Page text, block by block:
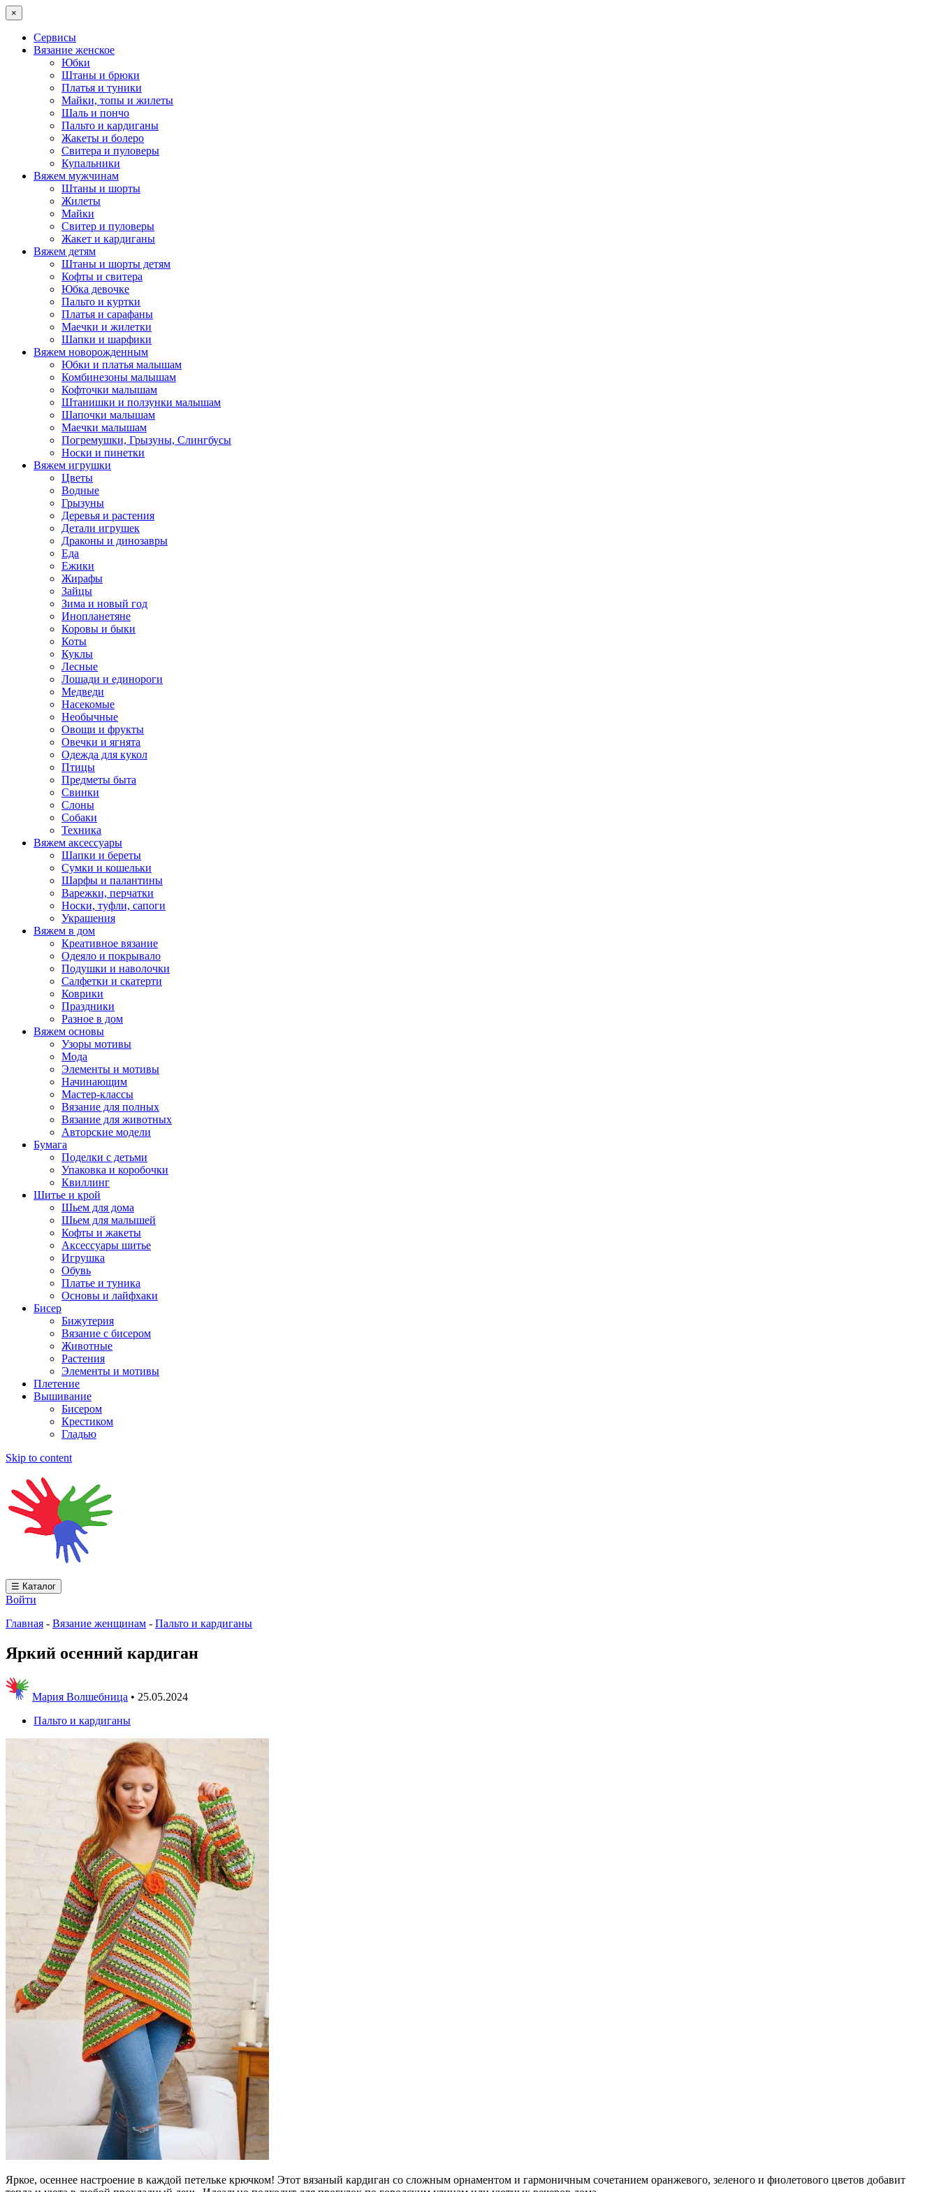
×
Сервисы
Вязание женское
Юбки
Штаны и брюки
Платья и туники
Майки, топы и жилеты
Шаль и пончо
Пальто и кардиганы
Жакеты и болеро
Свитера и пуловеры
Купальники
Вяжем мужчинам
Штаны и шорты
Жилеты
Майки
Свитер и пуловеры
Жакет и кардиганы
Вяжем детям
Штаны и шорты детям
Кофты и свитера
Юбка девочке
Пальто и куртки
Платья и сарафаны
Маечки и жилетки
Шапки и шарфики
Вяжем новорожденным
Юбки и платья малышам
Комбинезоны малышам
Кофточки малышам
Штанишки и ползунки малышам
Шапочки малышам
Маечки малышам
Погремушки, Грызуны, Слингбусы
Носки и пинетки
Вяжем игрушки
Цветы
Водные
Грызуны
Деревья и растения
Детали игрушек
Драконы и динозавры
Еда
Ежики
Жирафы
Зайцы
Зима и новый год
Инопланетяне
Коровы и быки
Коты
Куклы
Лесные
Лошади и единороги
Медведи
Насекомые
Необычные
Овощи и фрукты
Овечки и ягнята
Одежда для кукол
Птицы
Предметы быта
Свинки
Слоны
Собаки
Техника
Вяжем аксессуары
Шапки и береты
Сумки и кошельки
Шарфы и палантины
Варежки, перчатки
Носки, туфли, сапоги
Украшения
Вяжем в дом
Креативное вязание
Одеяло и покрывало
Подушки и наволочки
Салфетки и скатерти
Коврики
Праздники
Разное в дом
Вяжем основы
Узоры мотивы
Мода
Элементы и мотивы
Начинающим
Мастер-классы
Вязание для полных
Вязание для животных
Авторские модели
Бумага
Поделки с детьми
Упаковка и коробочки
Квиллинг
Шитье и крой
Шьем для дома
Шьем для малышей
Кофты и жакеты
Аксессуары шитье
Игрушка
Обувь
Платье и туника
Основы и лайфхаки
Бисер
Бижутерия
Вязание с бисером
Животные
Растения
Элементы и мотивы
Плетение
Вышивание
Бисером
Крестиком
Гладью
Skip to content
☰ Каталог
Войти
Главная - Вязание женщинам - Пальто и кардиганы
Яркий осенний кардиган
Мария Волшебница • 25.05.2024
Пальто и кардиганы
Яркое, осеннее настроение в каждой петельке крючком! Этот вязаный кардиган со сложным орнаментом и гармоничным сочетанием оранжевого, зеленого и фиолетового цветов добавит